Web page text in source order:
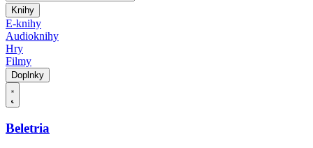
Knihy
E-knihy
Audioknihy
Hry
Filmy
Doplnky
Beletria